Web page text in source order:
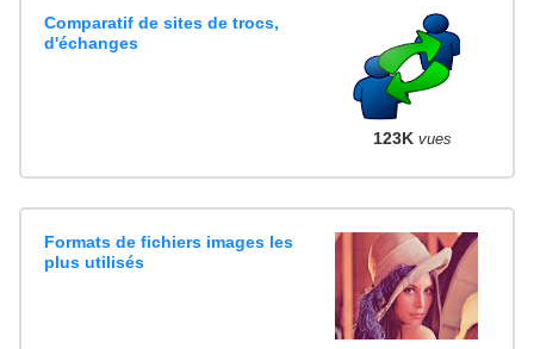
Comparatif de sites de trocs,
d'échanges
123K vues
Formats de fichiers images les
plus utilisés